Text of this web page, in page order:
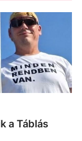
a Táblás